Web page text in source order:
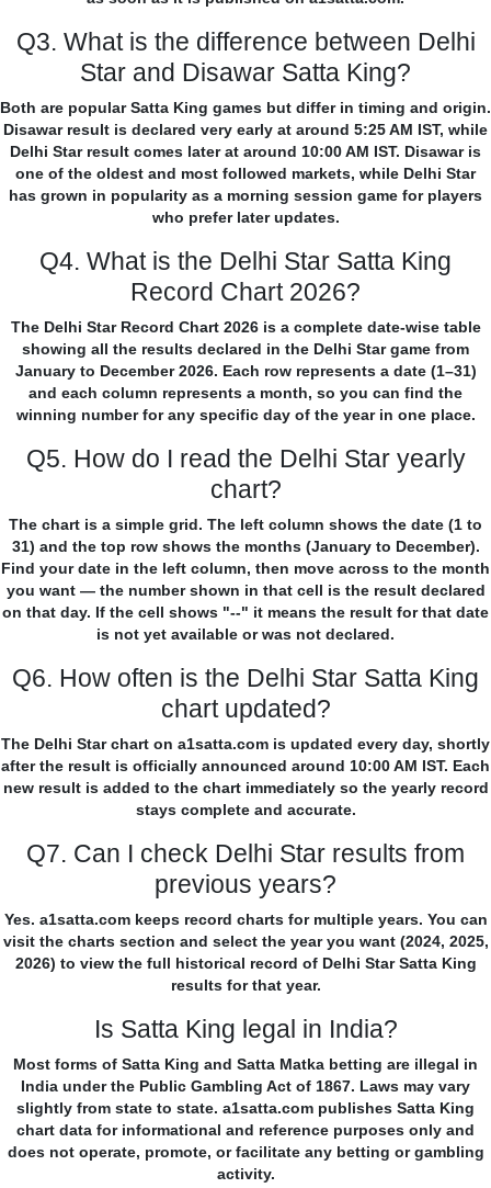
Q3. What is the difference between Delhi
Star and Disawar Satta King?
Both are popular Satta King games but differ in timing and origin.
Disawar result is declared very early at around 5:25 AM IST, while
Delhi Star result comes later at around 10:00 AM IST. Disawar is
one of the oldest and most followed markets, while Delhi Star
has grown in popularity as a morning session game for players
who prefer later updates.
Q4. What is the Delhi Star Satta King
Record Chart 2026?
The Delhi Star Record Chart 2026 is a complete date-wise table
showing all the results declared in the Delhi Star game from
January to December 2026. Each row represents a date (1–31)
and each column represents a month, so you can find the
winning number for any specific day of the year in one place.
Q5. How do I read the Delhi Star yearly
chart?
The chart is a simple grid. The left column shows the date (1 to
31) and the top row shows the months (January to December).
Find your date in the left column, then move across to the month
you want — the number shown in that cell is the result declared
on that day. If the cell shows "--" it means the result for that date
is not yet available or was not declared.
Q6. How often is the Delhi Star Satta King
chart updated?
The Delhi Star chart on a1satta.com is updated every day, shortly
after the result is officially announced around 10:00 AM IST. Each
new result is added to the chart immediately so the yearly record
stays complete and accurate.
Q7. Can I check Delhi Star results from
previous years?
Yes. a1satta.com keeps record charts for multiple years. You can
visit the charts section and select the year you want (2024, 2025,
2026) to view the full historical record of Delhi Star Satta King
results for that year.
Is Satta King legal in India?
Most forms of Satta King and Satta Matka betting are illegal in
India under the Public Gambling Act of 1867. Laws may vary
slightly from state to state. a1satta.com publishes Satta King
chart data for informational and reference purposes only and
does not operate, promote, or facilitate any betting or gambling
activity.